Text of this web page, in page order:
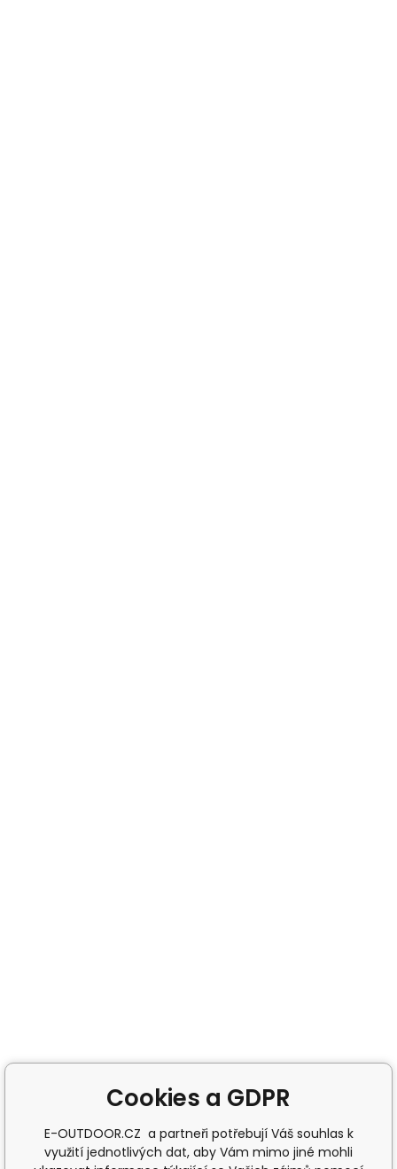
Cookies a GDPR
E-OUTDOOR.CZ a partneři potřebují Váš souhlas k
využití jednotlivých dat, aby Vám mimo jiné mohli